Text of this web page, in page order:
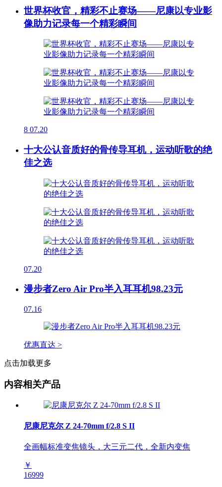
世界杯收官，精彩不止赛场——尼康以专业影
像助力记录每一个精彩瞬间
8 07.20
十大公认音质好的骨传导耳机，运动听歌的绝
佳之选
07.20
漫步者Zero Air Pro半入耳耳机98.23元
07.16
优惠直达 >
点击加载更多
内容相关产品
尼康尼克尔 Z 24-70mm f/2.8 S II
全画幅标准变焦镜头，大三元二代，全新内变焦
￥
16999